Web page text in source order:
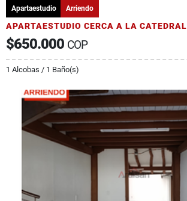
Apartaestudio Arriendo
APARTAESTUDIO CERCA A LA CATEDRAL
$650.000 COP
1 Alcobas / 1 Baño(s)